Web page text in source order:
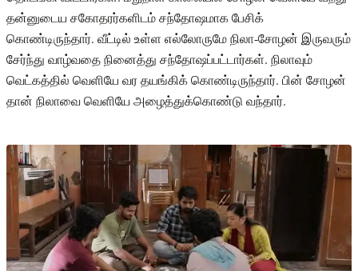
தன்னுடைய சகோதரர்களிடம் சந்தோஷமாக பேசிக்
கொண்டிருந்தார். வீட்டில் உள்ள எல்லோருமே நிலா-சோழன் இருவரும்
சேர்ந்து வாழ்வதை நினைத்து சந்தோஷப்பட்டார்கள். நிலாவும்
வெட்கத்தில் வெளியே வர தயங்கிக் கொண்டிருந்தார். பின் சோழன்
தான் நிலாவை வெளியே அழைத்துக்கொண்டு வந்தார்.